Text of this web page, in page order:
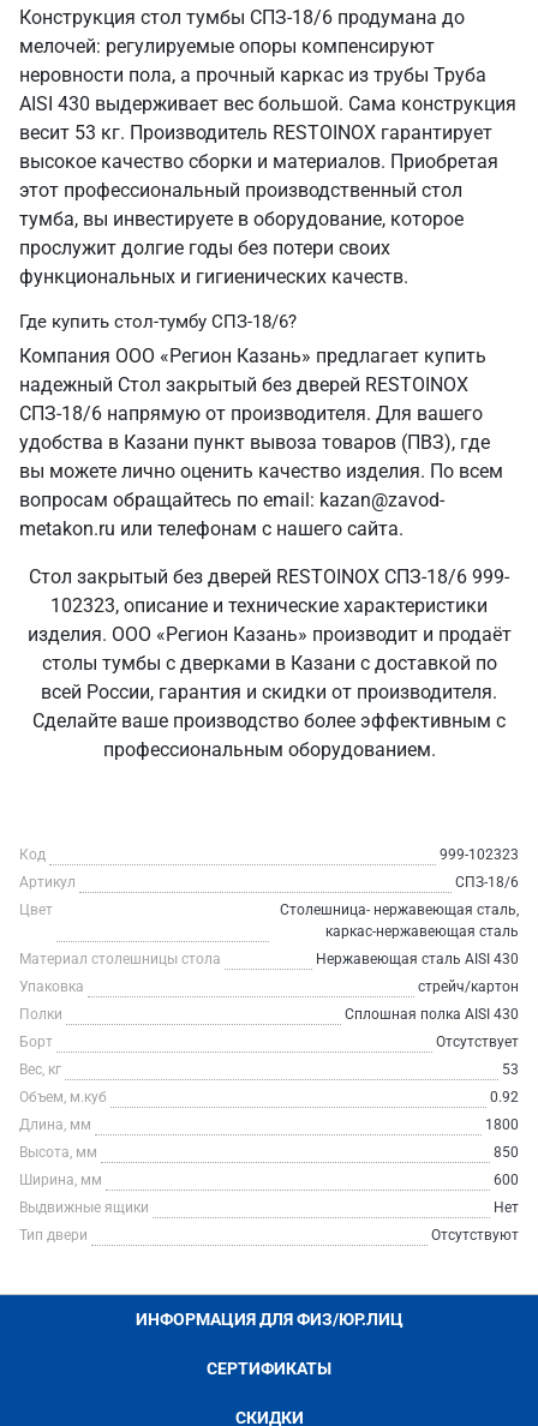
Конструкция стол тумбы СПЗ-18/6 продумана до
мелочей: регулируемые опоры компенсируют
неровности пола, а прочный каркас из трубы Труба
AISI 430 выдерживает вес большой. Сама конструкция
весит 53 кг. Производитель RESTOINOX гарантирует
высокое качество сборки и материалов. Приобретая
этот профессиональный производственный стол
тумба, вы инвестируете в оборудование, которое
прослужит долгие годы без потери своих
функциональных и гигиенических качеств.
Где купить стол-тумбу СПЗ-18/6?
Компания ООО «Регион Казань» предлагает купить
надежный Стол закрытый без дверей RESTOINOX
СПЗ-18/6 напрямую от производителя. Для вашего
удобства в Казани пункт вывоза товаров (ПВЗ), где
вы можете лично оценить качество изделия. По всем
вопросам обращайтесь по email: kazan@zavod-
metakon.ru или телефонам с нашего сайта.
Стол закрытый без дверей RESTOINOX СПЗ-18/6 999-
102323, описание и технические характеристики
изделия. ООО «Регион Казань» производит и продаёт
столы тумбы с дверками в Казани с доставкой по
всей России, гарантия и скидки от производителя.
Сделайте ваше производство более эффективным с
профессиональным оборудованием.
Код
999-102323
Артикул
СПЗ-18/6
Цвет
Столешница- нержавеющая сталь,
каркас-нержавеющая сталь
Материал столешницы стола
Нержавеющая сталь AISI 430
Упаковка
стрейч/картон
Полки
Сплошная полка AISI 430
Борт
Отсутствует
Вес, кг
53
Объем, м.куб
0.92
Длина, мм
1800
Высота, мм
850
Ширина, мм
600
Выдвижные ящики
Нет
Тип двери
Отсутствуют
ИНФОРМАЦИЯ ДЛЯ ФИЗ/ЮР.ЛИЦ
СЕРТИФИКАТЫ
СКИДКИ